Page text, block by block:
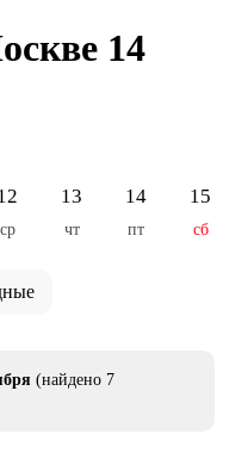
14
ср
13
чт
14
пт
15
сб
(найдено 7